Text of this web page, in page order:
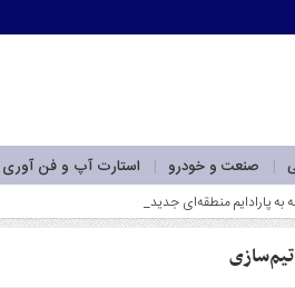
صنعت و خودرو استارت آپ و فن آوری
پارادایم منطقه‌ای جدید_